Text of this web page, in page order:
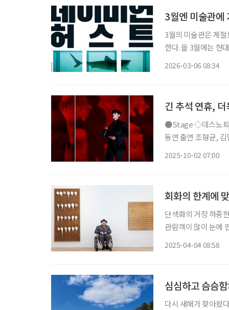
3월엔 미술관에
3월의 미술관은 계
한다. 올 3월에는 현
2026-03-06 08:34
긴 추석 연휴,
●Stage ◇데스노트 일정 10월 14일 ~ 2026년 5월 10일 장소 디큐브 링크아트센터 연출 김
동연 출연 조형균, 김민석, 임규형, 김성규, 산들, 탕준상 등 뮤지컬 ‘데스노트’가 2년 만에 다
2025-10-02 07:00
회화의 한계에
단색화의 거장 하종
관람객이 많이 눈에
2025-04-04 08:58
심심하고 슴슴
다시 새해가 찾아왔